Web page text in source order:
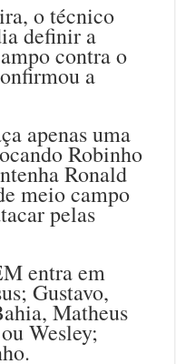
o técnico
definir a
contra o
a
apenas uma
Robinho
Ronald
meio campo
pelas
entra em
Gustavo,
Matheus
Wesley;